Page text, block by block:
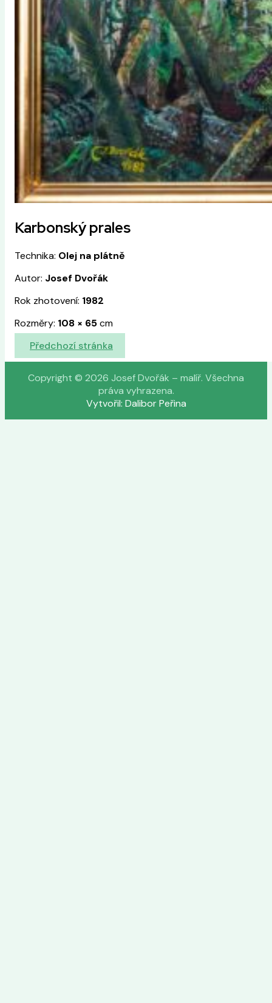
Karbonský prales
Technika: Olej na plátně
Autor: Josef Dvořák
Rok zhotovení: 1982
Rozměry: 108 × 65cm
Předchozí stránka
Copyright © 2026 Josef Dvořák – malíř. Všechna
práva vyhrazena.
Vytvořil: Dalibor Peřina